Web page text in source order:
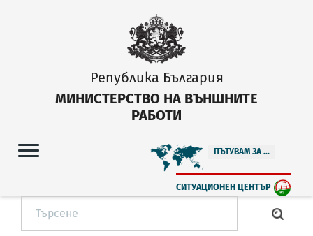
Република България
МИНИСТЕРСТВО НА ВЪНШНИТЕ
РАБОТИ
ПЪТУВАМ ЗА ...
СИТУАЦИОНЕН ЦЕНТЪР